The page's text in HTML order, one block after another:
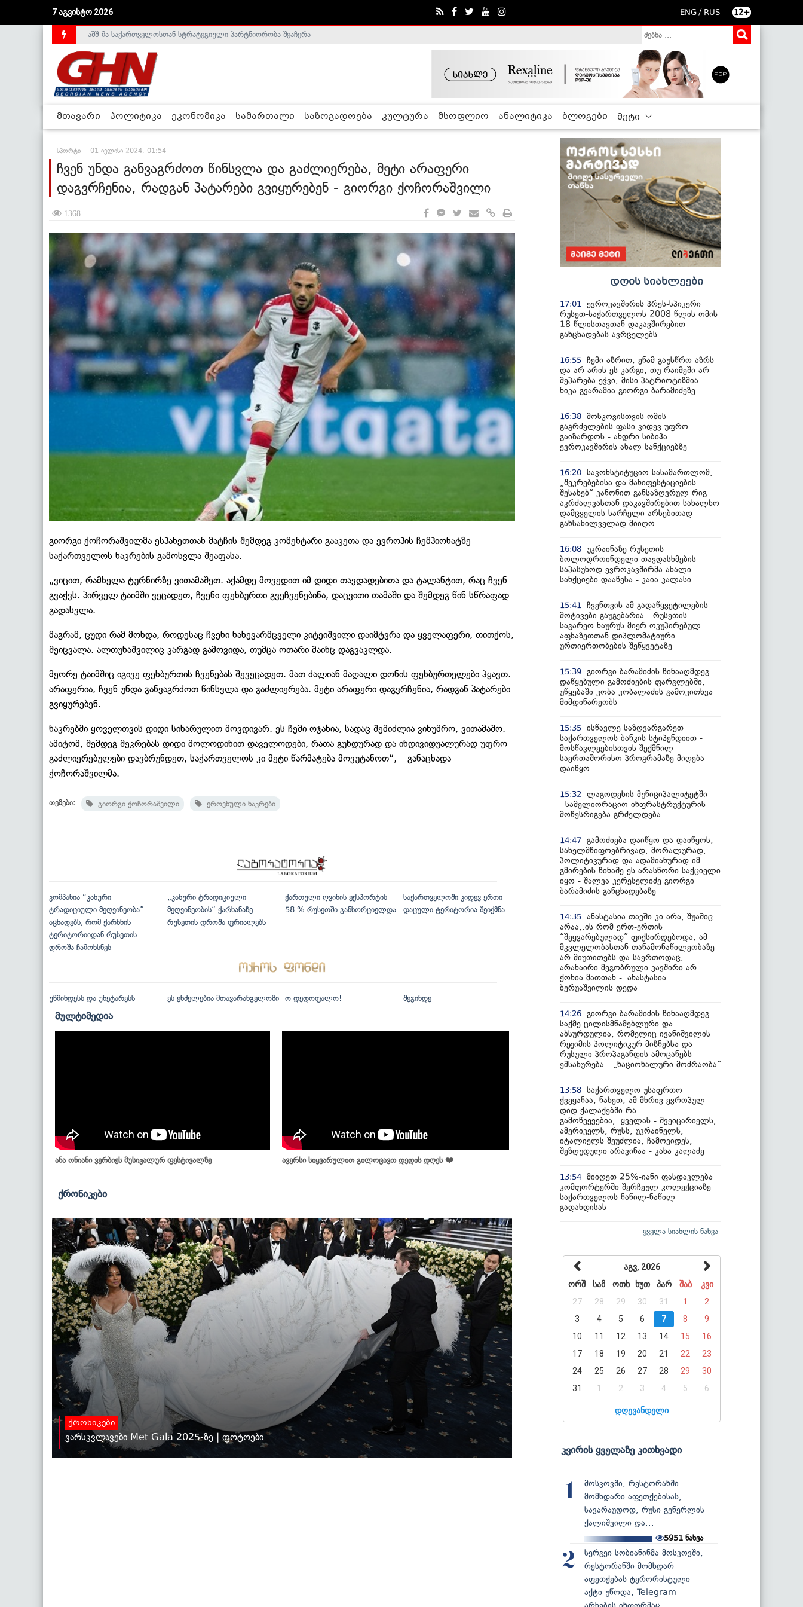
7 აგვისტო 2026 ENG / RUS 12+
საქართველოს დე-ფაქტო მთავრობა არალეგიტიმურია - ჰელსინკის კომისია
მთავარი პოლიტიკა ეკონომიკა სამართალი საზოგადოება კულტურა მსოფლიო ანალიტიკა ბლოგები მეტი
სპორტი 01 ივლისი 2024, 01:54
ჩვენ უნდა განვაგრძოთ წინსვლა და გაძლიერება, მეტი არაფერი
დაგვრჩენია, რადგან პატარები გვიყურებენ - გიორგი ქოჩორაშვილი
1368
გიორგი ქოჩორაშვილმა ესპანეთთან მატჩის შემდეგ კომენტარი გააკეთა და ევროპის ჩემპიონატზე
საქართველოს ნაკრების გამოსვლა შეაფასა.
„ვიცით, რამხელა ტურნირზე ვითამაშეთ. აქამდე მოვედით იმ დიდი თავდადებითა და ტალანტით, რაც ჩვენ
გვაქვს. პირველ ტაიმში ვეცადეთ, ჩვენი ფეხბურთი გვეჩვენებინა, დაცვითი თამაში და შემდეგ წინ სწრაფად
გადასვლა.
მაგრამ, ცუდი რამ მოხდა, როდესაც ჩვენი ნახევარმცველი კიტეიშვილი დაიმტვრა და ყველაფერი, თითქოს,
შეიცვალა. ალთუნაშვილიც კარგად გამოვიდა, თუმცა ოთარი მაინც დაგვაკლდა.
მეორე ტაიმშიც იგივე ფეხბურთის ჩვენებას შევეცადეთ. მათ ძალიან მაღალი დონის ფეხბურთელები ჰყავთ.
არაფერია, ჩვენ უნდა განვაგრძოთ წინსვლა და გაძლიერება. მეტი არაფერი დაგვრჩენია, რადგან პატარები
გვიყურებენ.
ნაკრებში ყოველთვის დიდი სიხარულით მოვდივარ. ეს ჩემი ოჯახია, სადაც შემიძლია ვიხუმრო, ვითამაშო.
ამიტომ, შემდეგ შეკრებას დიდი მოლოდინით დაველოდები, რათა გუნდურად და ინდივიდუალურად უფრო
გაძლიერებულები დავბრუნდეთ, საქართველოს კი მეტი წარმატება მოვუტანოთ“, – განაცხადა
ქოჩორაშვილმა.
თემები: გიორგი ქოჩორაშვილი ეროვნული ნაკრები
კომპანია “კახური
ტრადიციული მეღვინეობა”
აცხადებს, რომ ქარხნის
ტერიტორიიდან რუსეთის
დროშა ჩამოხსნეს
„კახური ტრადიციული
მეღვინეობის“ ქარხანაზე
რუსეთის დროშა ფრიალებს
ქართული ღვინის ექსპორტის
58 % რუსეთში განხორციელდა
საქართველოში კიდევ ერთი
დაცული ტერიტორია შეიქმნა
უწმინდესს და უნეტარესს ეს ენძელებია მთავარანგელოზი ო დედოფალო! შეგინდე
მულტიმედია
ანა ონიანი ვერბიეს მუსიკალურ ფესტივალზე ავერსი სიყვარულით გილოცავთ დედის დღეს ❤️
ქრონიკები
ქრონიკები
ვარსკვლავები Met Gala 2025-ზე | ფოტოები
დღის სიახლეები
17:01
ევროკავშირის პრეს-სპიკერი
რუსეთ-საქართველოს 2008 წლის ომის
18 წლისთავთან დაკავშირებით
განცხადებას ავრცელებს
16:55 ჩემი აზრით, ენამ გაუსწრო აზრს
და არ არის ეს კარგი, თუ რაიმეში არ
მეპარება ეჭვი, მისი პატრიოტიზმია -
ნიკა გვარამია გიორგი ბარამიძეზე
16:38 მოსკოვისთვის ომის
გაგრძელების ფასი კიდევ უფრო
გაიზარდოს - ანდრი სიბიჰა
ევროკავშირის ახალ სანქციებზე
16:20 საკონსტიტუციო სასამართლომ,
„შეკრებებისა და მანიფესტაციების
შესახებ“ კანონით განსაზღვრულ რიგ
აკრძალვასთან დაკავშირებით სახალხო
დამცველის სარჩელი არსებითად
განსახილველად მიიღო
16:08 უკრაინაზე რუსეთის
ბოლოდროინდელი თავდასხმების
საპასუხოდ ევროკავშირმა ახალი
სანქციები დააწესა - კაია კალასი
15:41
ჩვენთვის ამ გადაწყვეტილების
მოტივები გაუგებარია - რუსეთის
საგარეო ნაურუს მიერ ოკუპირებულ
აფხაზეთთან დიპლომატიური
ურთიერთობების შეწყვეტაზე
15:39 გიორგი ბარამიძის წინააღმდეგ
დაწყებული გამოძიების ფარგლებში,
უწყებაში კობა კობალაძის გამოკითხვა
მიმდინარეობს
15:35 ისწავლე საზღვარგარეთ
საქართველოს ბანკის სტიპენდიით -
მოსწავლეებისთვის შექმნილ
საერთაშორისო პროგრამაზე მიღება
დაიწყო
15:32
ლაგოდეხის მუნიციპალიტეტში
სამელიორაციო ინფრასტრუქტურის
მოწესრიგება გრძელდება
14:47 გამოძიება დაიწყო და დაიწყოს,
სახელმწიფოებრივად, მორალურად,
პოლიტიკურად და ადამიანურად იმ
გმირების წინაშე ეს არასწორი საქციელი
იყო - შალვა კერესელიძე გიორგი
ბარამიძის განცხადებაზე
14:35 ანასტასია თავში კი არა, შუაშიც
არაა,.ის რომ ერთ-ერთის
“შეყვარებულად” ფიქსირდებოდა, ამ
მკვლელობასთან თანამონაწილეობაზე
არ მიუთითებს და საერთოდაც,
არანაირი მეგობრული კავშირი არ
ქონია მათთან - ანასტასია
ბერუაშვილის დედა
14:26 გიორგი ბარამიძის წინააღმდეგ
საქმე ცილისმწამებლური და
აბსურდულია, რომელიც ივანიშვილის
რეჟიმის პოლიტიკურ მიზნებსა და
რუსული პროპაგანდის ამოცანებს
ემსახურება - „ნაციონალური მოძრაობა”
13:58 საქართველო უსაფრთო
ქვეყანაა, ნახეთ, ამ მხრივ ევროპულ
დიდ ქალაქებში რა
გამოწვევებია, ყველას - შვეიცარიელს,
ამერიკელს, რუსს, უკრაინელს,
იტალიელს შეუძლია, ჩამოვიდეს,
შეზღუდული არავინაა - კახა კალაძე
13:54 მიიღეთ 25%-იანი ფასდაკლება
კომფორტერში შერჩეულ კოლექციაზე
საქართველოს ნაწილ-ნაწილ
გადახდისას
ყველა სიახლის ნახვა
აგვ, 2026
ორშ
სამ ოთხ ხუთ პარ შაბ
კვი
27
28 29 30 31 1
2
3
4 5 6 7 8
9
10
11 12 13 14 15
16
17
18 19 20 21 22
23
24
25 26 27 28 29
30
31
1 2 3 4 5 6
დღევანდელი
კვირის ყველაზე კითხვადი
1
მოსკოვში, რესტორანში
მომხდარი აფეთქებისას,
სავარაუდოდ, რუსი გენერლის
ქალიშვილი და...
5951 ნახვა
2
სერგეი სობიანინმა მოსკოვში,
რესტორანში მომხდარ
აფეთქებას ტერორისტული
აქტი უწოდა, Telegram-